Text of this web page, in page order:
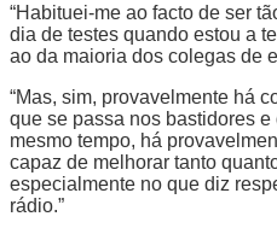
“Habituei-me ao facto de ser
dia de testes quando estou a
ao da maioria dos colegas de
“Mas, sim, provavelmente há
que se passa nos bastidores
mesmo tempo, há
capaz de melhorar tanto
especialmente no que diz
rádio.”